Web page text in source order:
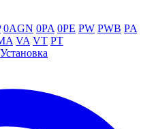
0AGN 0PA 0PE PW PWB PA
VA VT PT
Установка